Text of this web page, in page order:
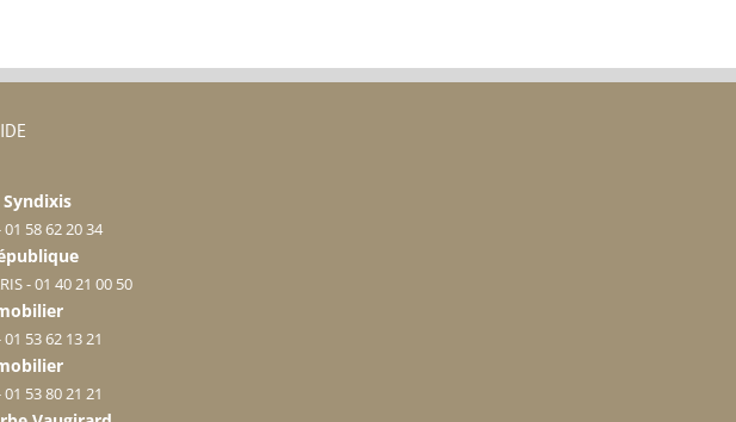
Syndixis
58 62 20 34
- 01 40 21 00 50
53 62 13 21
53 80 21 21